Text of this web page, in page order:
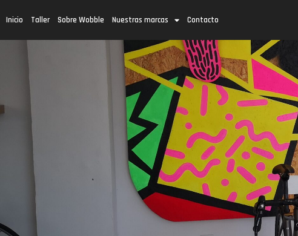
Inicio Taller Sobre Wobble Nuestras marcas Contacto